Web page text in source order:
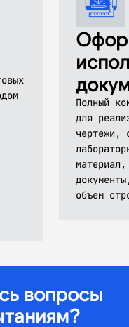
Полный
для
чертежи,
объем
вопросы